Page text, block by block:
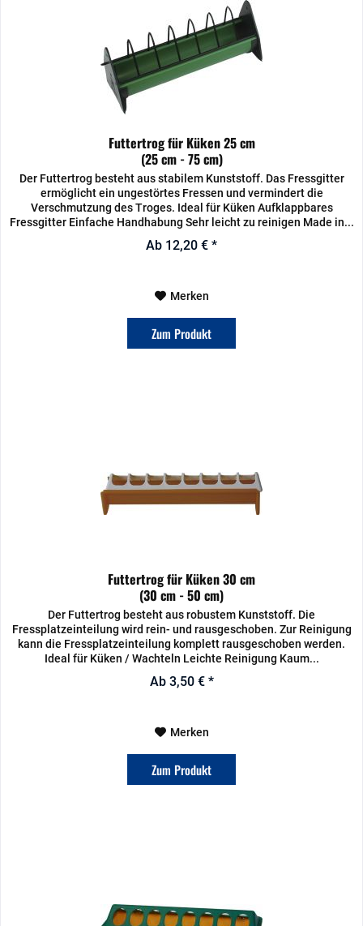
Futtertrog für Küken 25 cm
(25 cm - 75 cm)
Der Futtertrog besteht aus stabilem Kunststoff. Das Fressgitter
ermöglicht ein ungestörtes Fressen und vermindert die
Verschmutzung des Troges. Ideal für Küken Aufklappbares
Fressgitter Einfache Handhabung Sehr leicht zu reinigen Made in...
Ab 12,20 € *
Merken
Zum Produkt
Futtertrog für Küken 30 cm
(30 cm - 50 cm)
Der Futtertrog besteht aus robustem Kunststoff. Die
Fressplatzeinteilung wird rein- und rausgeschoben. Zur Reinigung
kann die Fressplatzeinteilung komplett rausgeschoben werden.
Ideal für Küken / Wachteln Leichte Reinigung Kaum...
Ab 3,50 € *
Merken
Zum Produkt